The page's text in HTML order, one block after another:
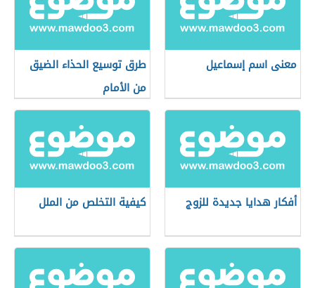
معنى اسم إسماعيل
طرق توسيع الحذاء الضيق
من الأمام
أفكار هدايا جديدة للزوج كيفية التخلص من الملل